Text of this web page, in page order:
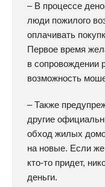
– В процессе
люди пожилого
оплачивать
Первое время
в сопровождении
возможность
– Также
другие
обход жилых
на новые. Если
кто-то придет,
деньги.